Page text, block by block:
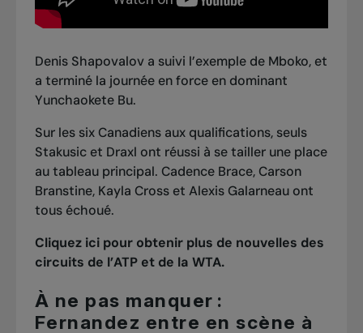
Denis Shapovalov a suivi l’exemple de Mboko, et
a terminé la journée en force en dominant
Yunchaokete Bu.
Sur les six Canadiens aux qualifications, seuls
Stakusic et Draxl ont réussi à se tailler une place
au tableau principal. Cadence Brace, Carson
Branstine, Kayla Cross et Alexis Galarneau ont
tous échoué.
Cliquez ici pour obtenir plus de nouvelles des
circuits de l’ATP et de la WTA.
À ne pas manquer :
Fernandez entre en scène à